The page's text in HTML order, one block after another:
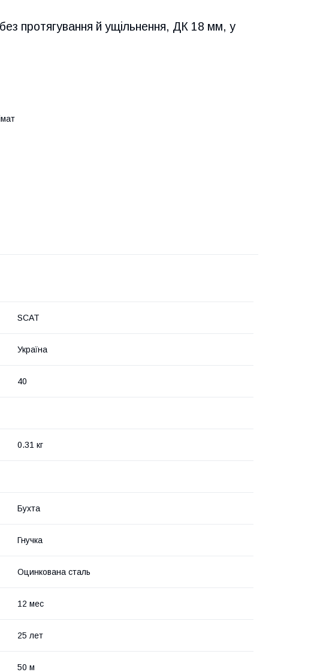
протягування й ущільнення, ДК 18 мм, у
SCAT
Україна
40
0.31 кг
Бухта
Гнучка
Оцинкована сталь
12 мес
25 лет
50 м